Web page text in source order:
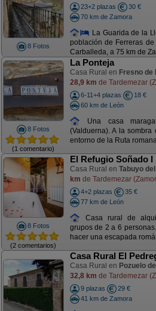
8 Fotos
23+2 plazas
30 €
70 km de Zamora
La Guarida de la
población de Ferreras
Carballeda, a 75 km de
8 Fotos
(1 comentario)
La Ponteja
Casa Rural en Fresno de
28,9 km de Tardemezar
6-11+4 plazas
18 €
60 km de León
Una casa
(Valduerna). A la
entorno de la Ruta
8 Fotos
(2 comentarios)
El Refugio Soñado I
Casa Rural en Tabuyo
km de Tardemezar
4+2 plazas
35 €
77 km de León
Casa rural de
grupos de 2 a 6
hacer una escapada
Casa Rural El
Casa Rural en Pozuelo
32,8 km de Tardemezar
9 plazas
29 €
41 km de Zamora